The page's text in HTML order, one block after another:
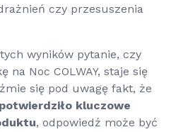
czy przesuszenia
wyników pytanie, czy
na Noc COLWAY, staje się
się pod uwagę fakt, że
kluczowe
, odpowiedź może być